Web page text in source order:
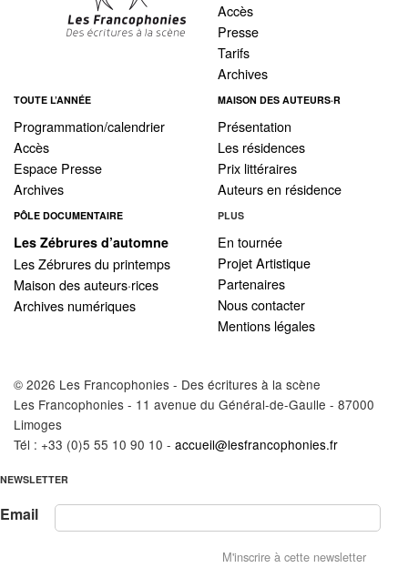
Auteurs en résidence
Les actions
PÔLE DOCUMENTAIRE
Les Zébrures d’automne
Maison des auteurs·rices
Archives numériques
Équipe
le Pole Francophone à Limoges
Missions
Accès
Presse
Tarifs
Archives
TOUTE L’ANNÉE
Programmation/calendrier
Accès
Espace Presse
Archives
MAISON DES AUTEURS·R
Présentation
Les résidences
Prix littéraires
Auteurs en résidence
PÔLE DOCUMENTAIRE
Les Zébrures d’automne
Les Zébrures du printemps
Maison des auteurs·rices
Archives numériques
PLUS
En tournée
Projet Artistique
Partenaires
Nous contacter
Mentions légales
© 2026 Les Francophonies - Des écritures à la scène
Les Francophonies - 11 avenue du Général-de-Gaulle - 87000
Limoges
Tél : +33 (0)5 55 10 90 10 - accueil@lesfrancophonies.fr
NEWSLETTER
Email